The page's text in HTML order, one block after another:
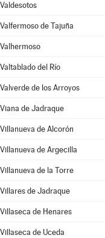
Valdesotos
Valfermoso de Tajuña
Valhermoso
Valtablado del Río
Valverde de los Arroyos
Viana de Jadraque
Villanueva de Alcorón
Villanueva de Argecilla
Villanueva de la Torre
Villares de Jadraque
Villaseca de Henares
Villaseca de Uceda